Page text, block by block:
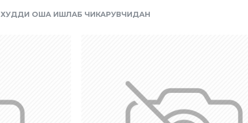
ХУДДИ ОША ИШЛАБ ЧИКАРУВЧИДАН